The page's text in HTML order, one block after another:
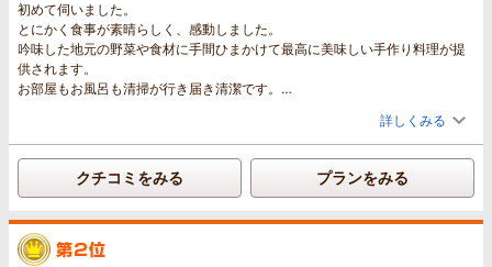
最後、忘れ物をしてしまい大変失礼いたしました。
初めて伺いました。
とにかく食事が素晴らしく、感動しました。
吟味した地元の野菜や食材に手間ひまかけて最高に美味しい手作り料理が提
供されます。
お部屋もお風呂も清掃が行き届き清潔です。
朝、窓辺にニホンリスや野鳥が、玄関には鹿のファミリーが遊びに来てく
れ、心が癒されました。
宿泊者が快適に過ごせるよう至れり尽くせりで、オーナーご夫妻のあたたか
ぜひまた伺いたいと思います。
詳しくみる
クチコミをみる プランをみる